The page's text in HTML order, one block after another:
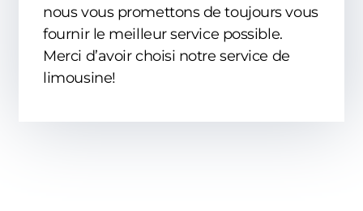
nous vous promettons de toujours vous
fournir le meilleur service possible.
Merci d’avoir choisi notre service de
limousine!